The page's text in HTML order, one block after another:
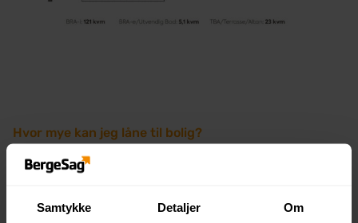
Samtykke Detaljer Om
Hvor mye kan jeg låne til bolig?
Her får du en pekepinn på hvor mye du kan ha i
kan låne, må du søke om lån og få et tilbud. Størrelsen